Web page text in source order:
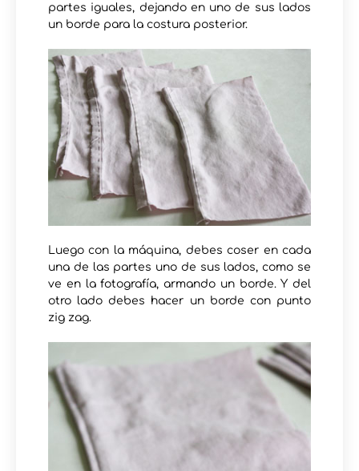
partes iguales, dejando en uno de sus lados
un borde para la costura posterior.
Luego con la máquina, debes coser en cada
una de las partes uno de sus lados, como se
ve en la fotografía, armando un borde. Y del
otro lado debes hacer un borde con punto
zig zag.